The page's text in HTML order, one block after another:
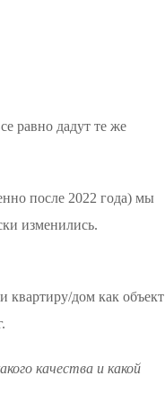
равно дадут те же
после 2022 года) мы
изменились.
дом как объект
качества и какой